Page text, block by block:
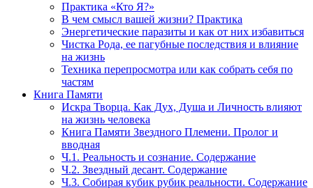
Практика «Кто Я?»
В чем смысл вашей жизни? Практика
Энергетические паразиты и как от них избавиться
Чистка Рода, ее пагубные последствия и влияние
на жизнь
Техника перепросмотра или как собрать себя по
частям
Книга Памяти
Искра Творца. Как Дух, Душа и Личность влияют
на жизнь человека
Книга Памяти Звездного Племени. Пролог и
вводная
Ч.1. Реальность и сознание. Содержание
Ч.2. Звездный десант. Содержание
Ч.3. Собирая кубик рубик реальности. Содержание